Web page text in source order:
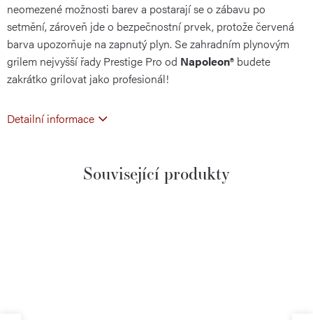
neomezené možnosti barev a postarají se o zábavu po
setmění, zároveň jde o bezpečnostní prvek, protože červená
barva upozorňuje na zapnutý plyn. Se zahradním plynovým
grilem nejvyšší řady Prestige Pro od Napoleon® budete
zakrátko grilovat jako profesionál!
Detailní informace
Související produkty